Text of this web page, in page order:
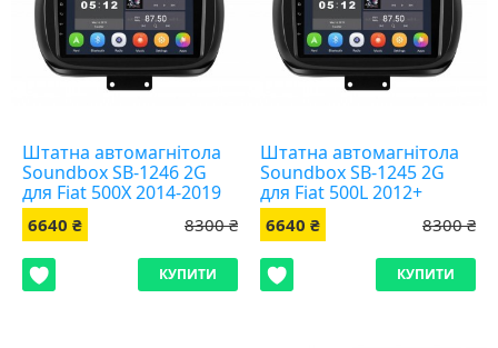
Штатна автомагнітола
Soundbox SB-1246 2G
для Fiat 500X 2014-2019
6640 ₴ 8300 ₴
КУПИТИ
Штатна автомагнітола
Soundbox SB-1245 2G
для Fiat 500L 2012+
6640 ₴ 8300 ₴
КУПИТИ